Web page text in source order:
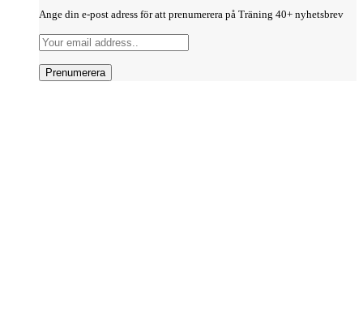
Ange din e-post adress för att prenumerera på Träning 40+ nyhetsbrev